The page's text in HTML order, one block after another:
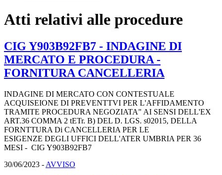
Atti relativi alle procedure
CIG Y903B92FB7 - INDAGINE DI
MERCATO E PROCEDURA -
FORNITURA CANCELLERIA
INDAGINE DI MERCATO CON CONTESTUALE
ACQUISEIONE DI PREVENTTVI PER L'AFFIDAMENTO
TRAMITE PROCEDURA NEGOZIATA" AI SENSI DELL'EX
ART.36 COMMA 2 tETr. B) DEL D. LGS. s02015, DELLA
FORNTTURA Di CANCELLERIA PER LE
ESIGENZE DEGLI UFFICI DELL'ATER UMBRIA PER 36
MESI - CIG Y903B92FB7
30/06/2023 - AVVISO